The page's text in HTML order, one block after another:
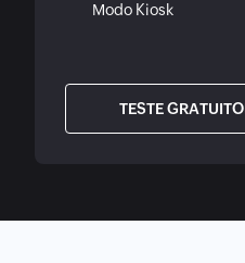
Modo Kiosk
TESTE GRATUITO